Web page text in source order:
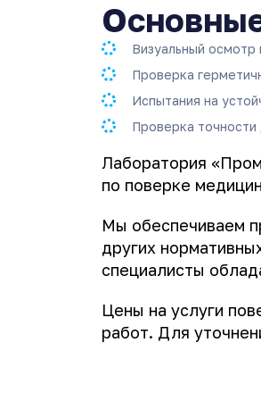
Визуальный
Проверка
Испытания на
Проверка
Лаборатория
по поверке
Мы обеспечиваем
других
специалисты
Цены на услуги
работ. Для